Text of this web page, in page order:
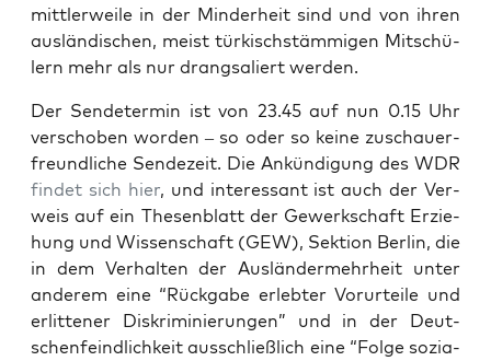
mitt­ler­wei­le in der Min­der­heit sind und von ihren
aus­län­di­schen, meist tür­kisch­stäm­mi­gen Mit­schü­
lern mehr als nur drang­sa­liert werden.
Der Sen­de­ter­min ist von 23.45 auf nun 0.15 Uhr
ver­scho­ben wor­den – so oder so kei­ne zuschau­er­
freund­li­che Sen­de­zeit. Die Ankün­di­gung des WDR
fin­det sich hier, und inter­es­sant ist auch der Ver­
weis auf ein The­sen­blatt der Gewerk­schaft Erzie­
hung und Wis­sen­schaft (GEW), Sek­ti­on Ber­lin, die
in dem Ver­hal­ten der Aus­län­der­mehr­heit unter
ande­rem eine “Rück­ga­be erleb­ter Vor­ur­tei­le und
erlit­te­ner Dis­kri­mi­nie­run­gen” und in der Deut­
schen­feind­lich­keit aus­schließ­lich eine “Fol­ge sozia­